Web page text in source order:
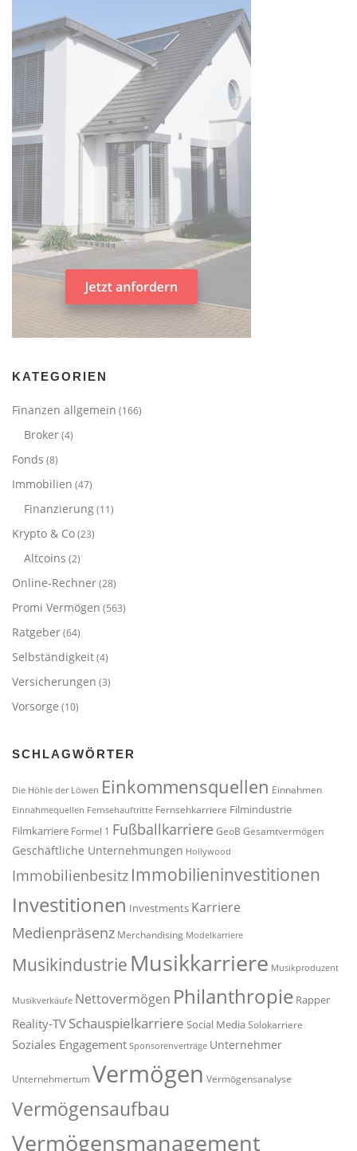
KATEGORIEN
Finanzen allgemein (166)
Broker(4)
Fonds (8)
Immobilien (47)
Finanzierung(11)
Krypto & Co(23)
Altcoins (2)
Online-Rechner(28)
Promi Vermögen (563)
Ratgeber(64)
Selbständigkeit(4)
Versicherungen (3)
Vorsorge (10)
SCHLAGWÖRTER
Die Höhle der Löwen Einkommensquellen Einnahmen
Einnahmequellen Fernsehauftritte Fernsehkarriere Filmindustrie
Filmkarriere Formel 1 Fußballkarriere GeoB Gesamtvermögen
Geschäftliche Unternehmungen Hollywood
Immobilienbesitz Immobilieninvestitionen
Investitionen Investments Karriere
Medienpräsenz Merchandising Modelkarriere
Musikindustrie Musikkarriere Musikproduzent
Musikverkäufe Nettovermögen Philanthropie Rapper
Reality-TV Schauspielkarriere Social MediaSolokarriere
Soziales Engagement Sponsorenverträge Unternehmer
UnternehmertumVermögen Vermögensanalyse
Vermögensaufbau
Vermögensmanagement